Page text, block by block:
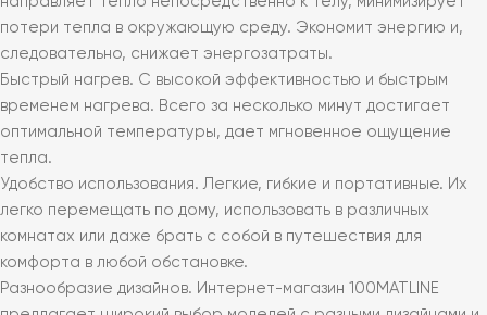
потери тепла в окружающую среду. Экономит энергию и,
следовательно, снижает энергозатраты.
Быстрый нагрев. С высокой эффективностью и быстрым
временем нагрева. Всего за несколько минут достигает
оптимальной температуры, дает мгновенное ощущение
тепла.
Удобство использования. Легкие, гибкие и портативные. Их
легко перемещать по дому, использовать в различных
комнатах или даже брать с собой в путешествия для
комфорта в любой обстановке.
Разнообразие дизайнов. Интернет-магазин 100MATLINE